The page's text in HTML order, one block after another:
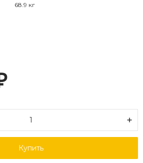
68.9 кг
Купить